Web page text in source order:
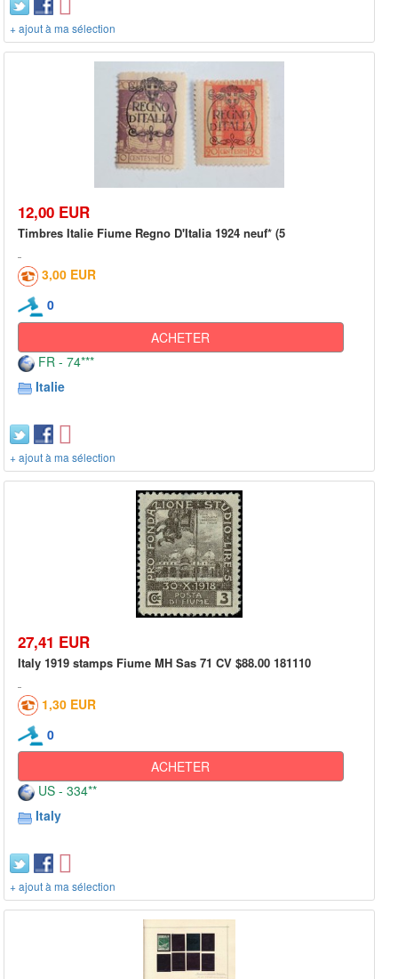
+ ajout à ma sélection
12,00 EUR
Timbres Italie Fiume Regno D'Italia 1924 neuf* (5
3,00 EUR
0
ACHETER
FR - 74***
Italie
+ ajout à ma sélection
27,41 EUR
Italy 1919 stamps Fiume MH Sas 71 CV $88.00 181110
1,30 EUR
0
ACHETER
US - 334**
Italy
+ ajout à ma sélection